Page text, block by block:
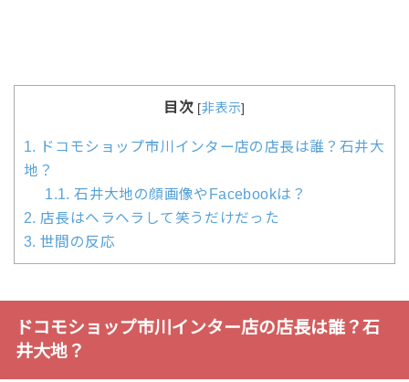
目次 [非表示]
1. ドコモショップ市川インター店の店長は誰？石井大
地？
1.1. 石井大地の顔画像やFacebookは？
2. 店長はヘラヘラして笑うだけだった
3. 世間の反応
ドコモショップ市川インター店の店長は誰？石
井大地？